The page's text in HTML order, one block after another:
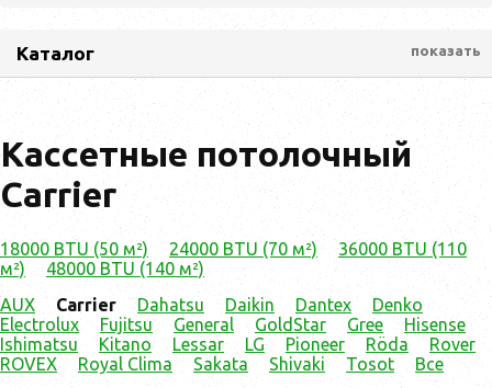
Каталог показать
Кассетные потолочный
Carrier
18000 BTU (50 м²) 24000 BTU (70 м²)
36000 BTU (110
м²)
48000 BTU (140 м²)
AUX
Carrier Dahatsu Daikin Dantex
Denko
Electrolux
Fujitsu General GoldStar Gree
Hisense
Ishimatsu
Kitano Lessar LG Pioneer Röda
Rover
ROVEX
Royal Clima Sakata Shivaki Tosot
Все